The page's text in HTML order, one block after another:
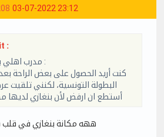
03-07-2022 23:12
:
مدرب اهلي بنغازي فوزي البنزرتي :
كنت أريد الحصول على بعض الراحة
البطولة التونسية، لكنني تلقيت
أستطع ان ارفض لأن بنغازي لديها
ههه مكانة بنغازي في قلب فوزي 70 مليون